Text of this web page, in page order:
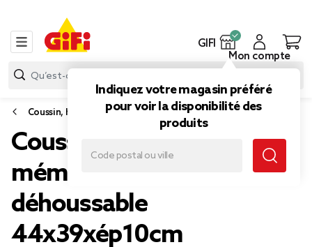
GIFI
Indiquez votre magasin préféré
pour voir la disponibilité des
produits
Mon compte
Coussin, housse de coussin et rembourrage
Coussin siège de bureau
mémoire de forme
déhoussable
44x39xép10cm